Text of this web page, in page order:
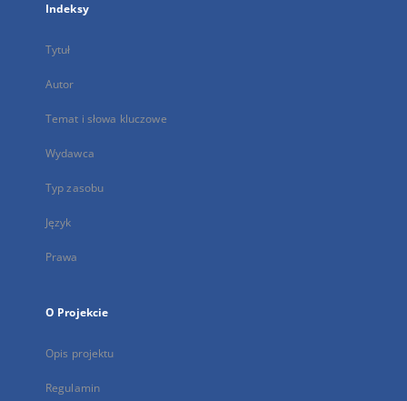
Indeksy
Tytuł
Autor
Temat i słowa kluczowe
Wydawca
Typ zasobu
Język
Prawa
O Projekcie
Opis projektu
Regulamin